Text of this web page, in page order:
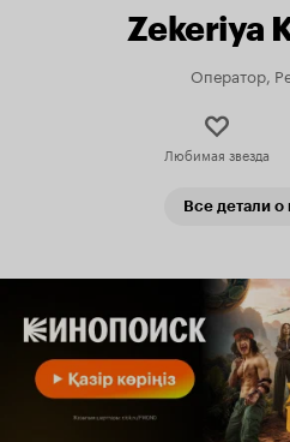
Zekeriya
Оператор,
Любимая звезда
Все детали о